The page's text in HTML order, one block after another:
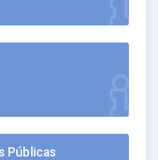
Públicas